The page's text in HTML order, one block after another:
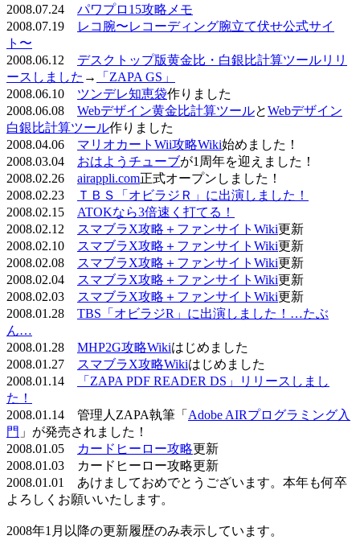
2008.07.24 パワプロ15攻略メモ
2008.07.19
レコ腕〜レコーディング腕立て伏せ公式サイ
ト〜
2008.06.12 デスクトップ版黄金比・白銀比計算ツールリリ
ースしました →
「ZAPA GS」
2008.06.10 ツンデレ知恵袋作りました
2008.06.08 Webデザイン黄金比計算ツールとWebデザイン
白銀比計算ツール作りました
2008.04.06 マリオカートWii攻略Wiki始めました！
2008.03.04 おはようチューブが1周年を迎えました！
2008.02.26 airappli.com正式オープンしました！
2008.02.23
ＴＢＳ「オビラジＲ」に出演しました！
2008.02.15 ATOKなら3倍速く打てる！
2008.02.12
スマブラX攻略＋ファンサイトWiki更新
2008.02.10
スマブラX攻略＋ファンサイトWiki更新
2008.02.08
スマブラX攻略＋ファンサイトWiki更新
2008.02.04
スマブラX攻略＋ファンサイトWiki更新
2008.02.03
スマブラX攻略＋ファンサイトWiki更新
2008.01.28 TBS「オビラジR」に出演しました！…たぶ
ん…
2008.01.28 MHP2G攻略Wikiはじめました
2008.01.27
スマブラX攻略Wikiはじめました
2008.01.14
「ZAPA PDF READER DS」リリースしまし
た！
2008.01.14 管理人ZAPA執筆「 Adobe AIRプログラミング入
門 」が発売されました！
2008.01.05
カードヒーロー攻略更新
2008.01.03 カードヒーロー攻略更新
2008.01.01 あけましておめでとうございます。本年も何卒
よろしくお願いいたします。
2008年1月以降の更新履歴のみ表示しています。